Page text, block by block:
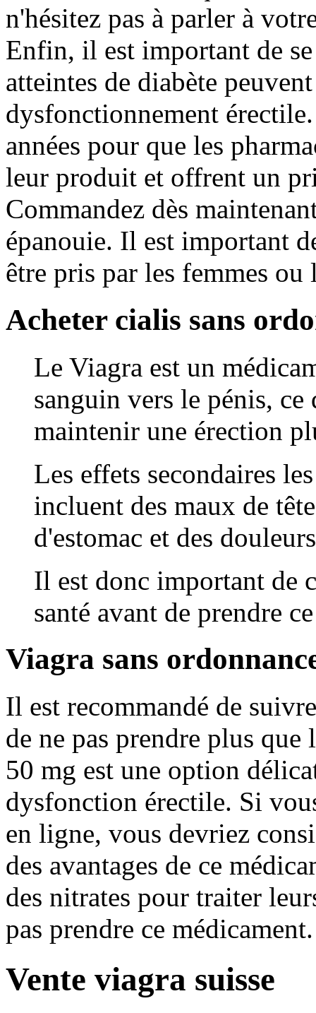
n'hésitez pas à parler à
Enfin, il est important de
atteintes de diabète
dysfonctionnement
années pour que les
leur produit et offrent un
Commandez dès
épanouie. Il est important
être pris par les femmes ou
Acheter cialis sans
Le Viagra est un
sanguin vers le pénis,
maintenir une érection
Les effets secondaires
incluent des maux de
d'estomac et des
Il est donc important de
santé avant de prendre
Viagra sans
Il est recommandé de
de ne pas prendre plus
50 mg est une option
dysfonction érectile. Si
en ligne, vous devriez
des avantages de ce
des nitrates pour traiter
pas prendre ce médicament.
Vente viagra suisse